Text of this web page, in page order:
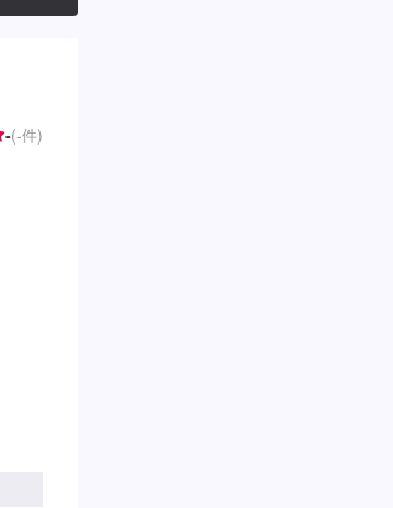
-(-件)